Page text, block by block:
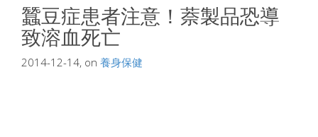
蠶豆症患者注意！萘製品恐導
致溶血死亡
2014-12-14, on 養身保健